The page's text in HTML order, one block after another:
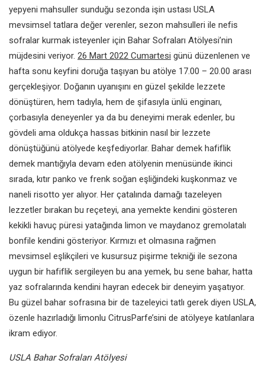
yepyeni mahsuller sunduğu sezonda işin ustası USLA
mevsimsel tatlara değer verenler, sezon mahsulleri ile nefis
sofralar kurmak isteyenler için Bahar Sofraları Atölyesi’nin
müjdesini veriyor. 26 Mart 2022 Cumartesi günü düzenlenen ve
hafta sonu keyfini doruğa taşıyan bu atölye 17.00 – 20.00 arası
gerçekleşiyor. Doğanın uyanışını en güzel şekilde lezzete
dönüştüren, hem tadıyla, hem de şifasıyla ünlü enginarı,
çorbasıyla deneyenler ya da bu deneyimi merak edenler, bu
gövdeli ama oldukça hassas bitkinin nasıl bir lezzete
dönüştüğünü atölyede keşfediyorlar. Bahar demek hafiflik
demek mantığıyla devam eden atölyenin menüsünde ikinci
sırada, kıtır panko ve frenk soğan eşliğindeki kuşkonmaz ve
naneli risotto yer alıyor. Her çatalında damağı tazeleyen
lezzetler bırakan bu reçeteyi, ana yemekte kendini gösteren
kekikli havuç püresi yatağında limon ve maydanoz gremolatalı
bonfile kendini gösteriyor. Kırmızı et olmasına rağmen
mevsimsel eşlikçileri ve kusursuz pişirme tekniği ile sezona
uygun bir hafiflik sergileyen bu ana yemek, bu sene bahar, hatta
yaz sofralarında kendini hayran edecek bir deneyim yaşatıyor.
Bu güzel bahar sofrasına bir de tazeleyici tatlı gerek diyen USLA,
özenle hazırladığı limonlu CitrusParfe’sini de atölyeye katılanlara
ikram ediyor.
USLA Bahar Sofraları Atölyesi